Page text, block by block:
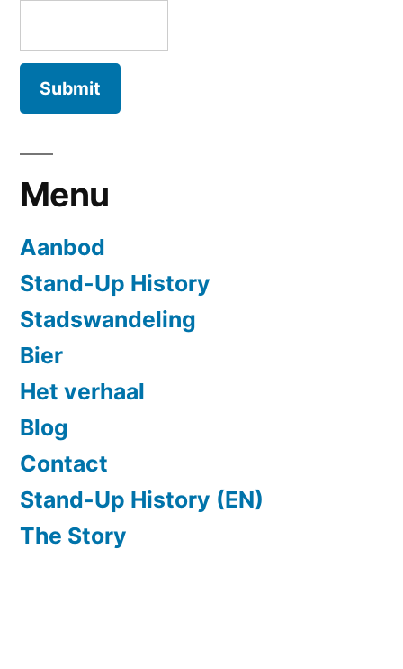
Menu
Aanbod
Stand-Up History
Stadswandeling
Bier
Het verhaal
Blog
Contact
Stand-Up History (EN)
The Story